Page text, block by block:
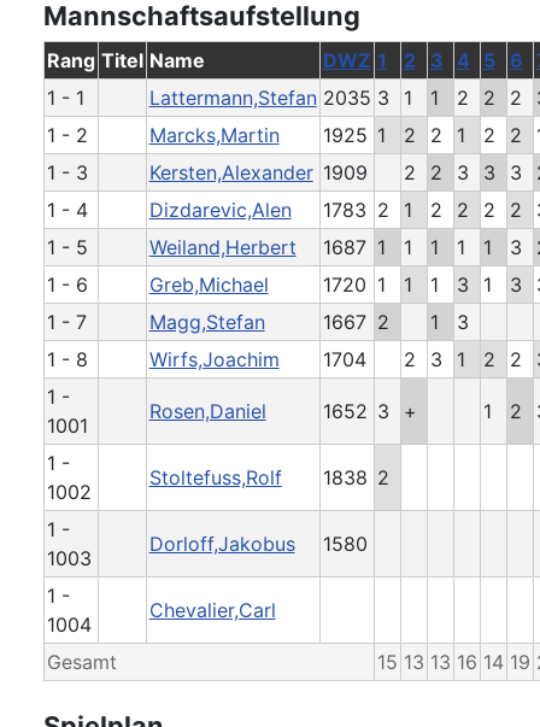
Mannschaftsaufstellung
Rang Titel Name DWZ 1 2 3 4 5 6
1 - 1
Lattermann,Stefan 2035 3 1 1 2 2 2
1 - 2
Marcks,Martin 1925 1 2 2 1 2 2
1 - 3
Kersten,Alexander 1909 2 2 3 3 3
1 - 4
Dizdarevic,Alen 1783 2 1 2 2 2 2
1 - 5
Weiland,Herbert 1687 1 1 1 1 1 3
1 - 6
Greb,Michael 1720 1 1 1 3 1 3
1 - 7
Magg,Stefan 1667 2 1
3
1 - 8
Wirfs,Joachim 1704 2 3 1 2 2
1 -
1001
Rosen,Daniel 1652 3 + 1 2
1 -
1002
Stoltefuss,Rolf 1838 2
1 -
1003
Dorloff,Jakobus 1580
1 -
1004
Chevalier,Carl
Gesamt 15 13 13 16 14 19